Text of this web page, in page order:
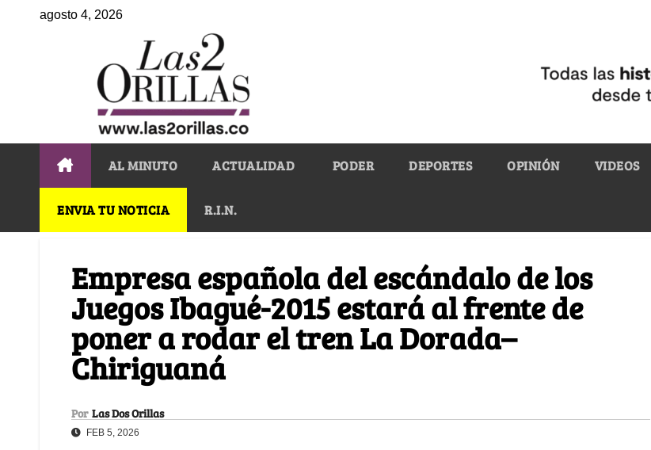
agosto 4, 2026
AL MINUTO ACTUALIDAD PODER DEPORTES OPINIÓN VIDEOS
ENVIA TU NOTICIA R.I.N.
Empresa española del escándalo de los
Juegos Ibagué-2015 estará al frente de
poner a rodar el tren La Dorada–
Chiriguaná
Por Las Dos Orillas
FEB 5, 2026